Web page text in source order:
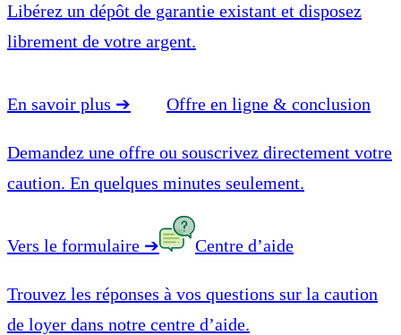
Libérez un dépôt de garantie existant et disposez
librement de votre argent.
En savoir plus ➔ Offre en ligne & conclusion
Demandez une offre ou souscrivez directement votre
caution. En quelques minutes seulement.
Vers le formulaire ➔ Centre d’aide
Trouvez les réponses à vos questions sur la caution
de loyer dans notre centre d’aide.